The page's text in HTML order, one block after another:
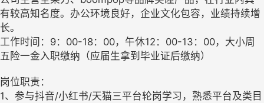
有较高知名度。办公环境良好，企业文化包容，业绩持续增
长。
工作时间：9：00-18：00，午休12：00-13：00，大小周
五险一金入职缴纳（应届生拿到毕业证后缴纳）
岗位职责：
1、参与抖音/小红书/天猫三平台轮岗学习，熟悉平台及类目